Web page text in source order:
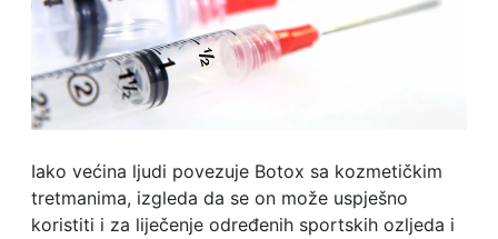
Iako većina ljudi povezuje Botox sa kozmetičkim
tretmanima, izgleda da se on može uspješno
koristiti i za liječenje određenih sportskih ozljeda i